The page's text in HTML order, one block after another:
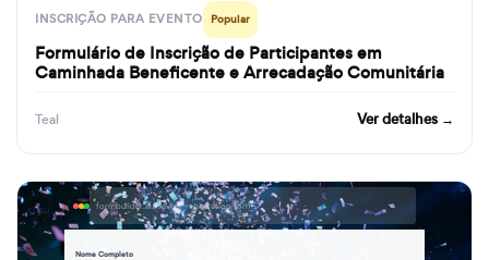
INSCRIÇÃO PARA EVENTO Popular
Formulário de Inscrição de Participantes em
Caminhada Beneficente e Arrecadação Comunitária
Teal Ver detalhes →
formbuilder.ai/f/event-registration-form
Nome Completo